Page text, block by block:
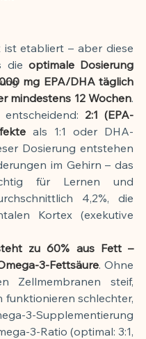
etabliert – aber diese
die optimale Dosierung
mg EPA/DHA täglich
mindestens 12 Wochen.
2:1 (EPA-
als 1:1 oder DHA-
Dosierung entstehen
im Gehirn – das
für Lernen und
4,2%, die
Kortex (exekutive
zu 60% aus Fett –
3-Fettsäure. Ohne
Zellmembranen steif,
schlechter,
3-Supplementierung
3-Ratio (optimal: 3:1,